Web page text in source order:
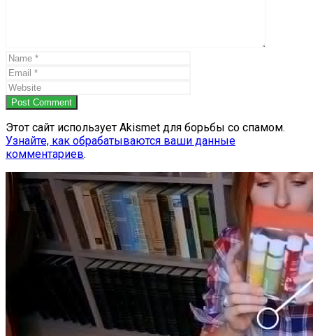
Post Comment
Этот сайт использует Akismet для борьбы со спамом.
Узнайте, как обрабатываются ваши данные
комментариев.